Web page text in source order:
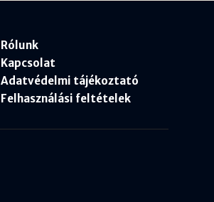
Rólunk
Kapcsolat
Adatvédelmi tájékoztató
Felhasználási feltételek